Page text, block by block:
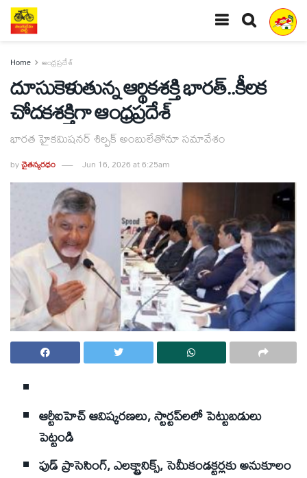
Home ఆంధ్రప్రదేశ్
దూసుకెళుతున్న ఆర్థికశక్తి భారత్..కీలక
చోదకశక్తిగా ఆంధ్రప్రదేశ్
భారత హైకమిషనర్ శిల్పక్ అంబులేతోనూ సమావేశం
byచైతన్యరధం Jun 16, 2026 at 6:25am
ఆర్టీఐహెచ్ ఆవిష్కరణలు, స్టార్టప్‌లలో పెట్టుబడులు
పెట్టండి
ఫుడ్ ప్రాసెసింగ్, ఎలక్ట్రానిక్స్, సెమీకండక్టర్లకు అనుకూలం